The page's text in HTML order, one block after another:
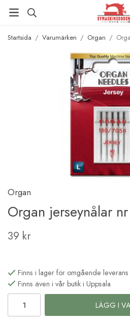
Startsida / Varumärken / Organ /
Organ
Organ jerseynålar
39 kr
Finns i lager för omgående leverans
Finns även i vår butik i Uppsala
LÄGG I